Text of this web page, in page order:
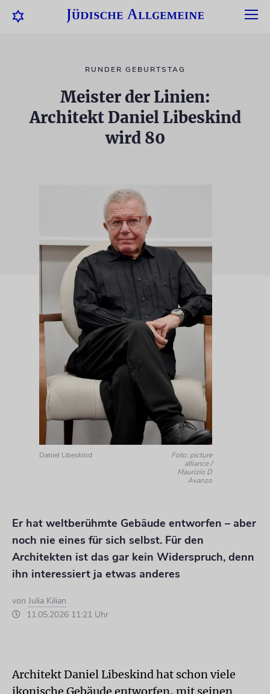
RUNDER GEBURTSTAG
Meister der Linien:
Architekt Daniel Libeskind
wird 80
Daniel Libeskind
Foto: picture
alliance /
Maurizio D
Avanzo
Er hat weltberühmte Gebäude entworfen – aber
noch nie eines für sich selbst. Für den
Architekten ist das gar kein Widerspruch, denn
ihn interessiert ja etwas anderes
von Julia Kilian
11.05.2026 11:21 Uhr
Architekt Daniel Libeskind hat schon viele
ikonische Gebäude entworfen, mit seinen